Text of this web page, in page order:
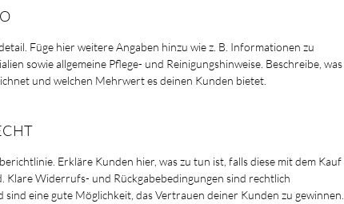
Füge hier weitere Angaben hinzu wie z. B. Informationen zu
sowie allgemeine Pflege- und Reinigungshinweise. Beschreibe, was
und welchen Mehrwert es deinen Kunden bietet.
Erkläre Kunden hier, was zu tun ist, falls diese mit dem Kauf
Klare Widerrufs- und Rückgabebedingungen sind rechtlich
sind eine gute Möglichkeit, das Vertrauen deiner Kunden zu gewinnen.